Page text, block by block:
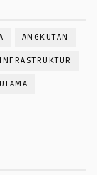
ANGKUTAN
INFRASTRUKTUR